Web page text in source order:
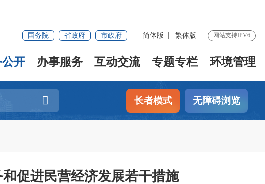
国务院 省政府 市政府 简体版 繁体版 网站支持IPV6
开 办事服务 互动交流 专题专栏 环境管理
长者模式 无障碍浏览
促进民营经济发展若干措施